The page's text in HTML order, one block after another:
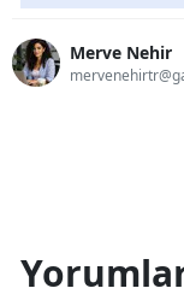
Merve Nehir